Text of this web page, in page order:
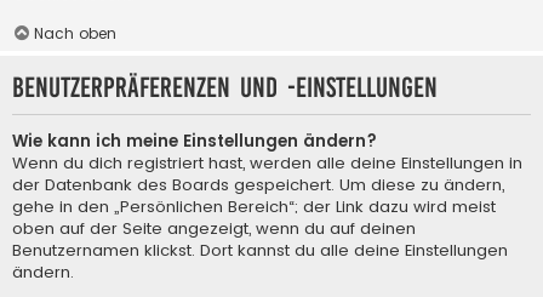
Nach oben
Benutzerpräferenzen und -einstellungen
Wie kann ich meine Einstellungen ändern?
Wenn du dich registriert hast, werden alle deine Einstellungen in
der Datenbank des Boards gespeichert. Um diese zu ändern,
gehe in den „Persönlichen Bereich“; der Link dazu wird meist
oben auf der Seite angezeigt, wenn du auf deinen
Benutzernamen klickst. Dort kannst du alle deine Einstellungen
ändern.